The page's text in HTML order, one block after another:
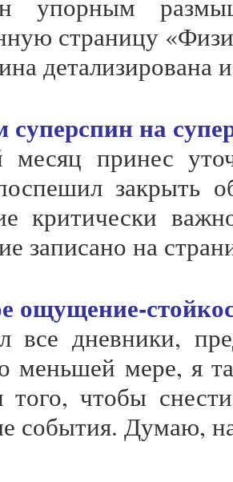
страницу
детализирована
на
месяц принес
закрыть
критически
записано на
ощущение-
все дневники,
меньшей мере, я
того, чтобы
события. Думаю,